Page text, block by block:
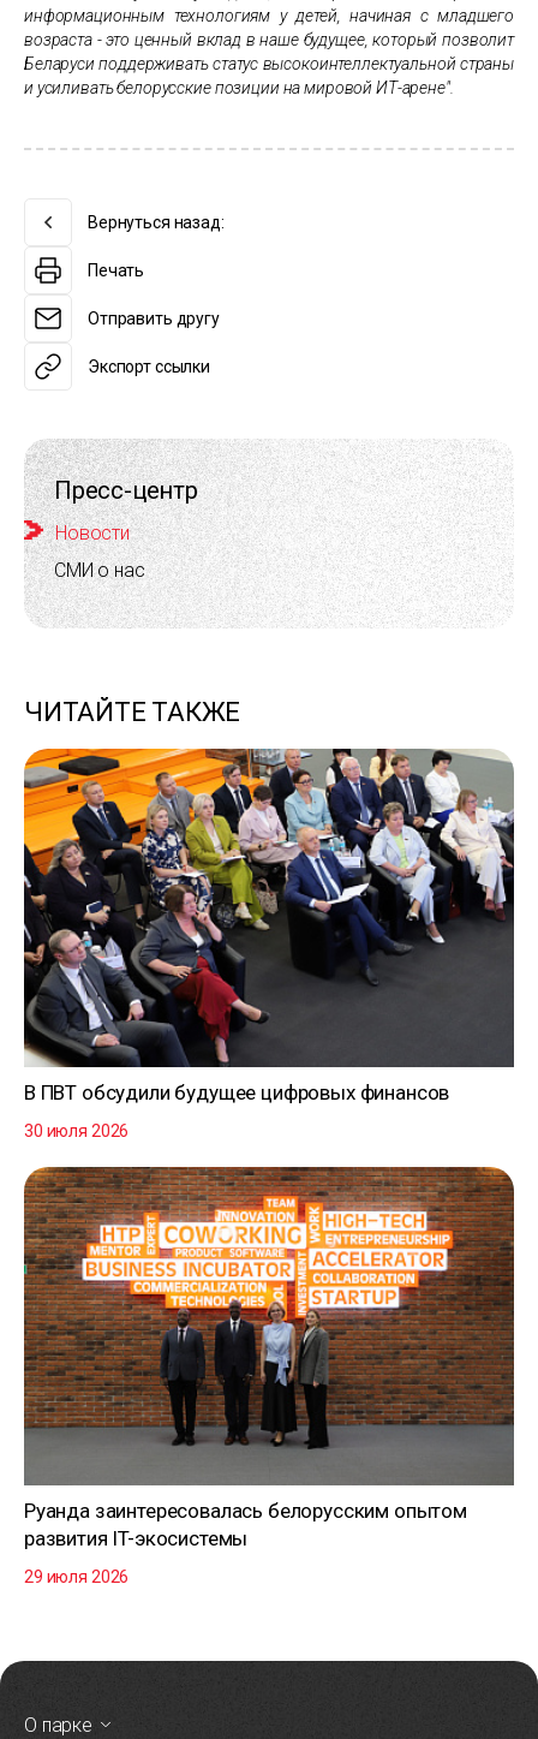
Пресс-центр
Новости
СМИ о нас
ЧИТАЙТЕ ТАКЖЕ
В ПВТ обсудили будущее цифровых финансов
30 июля 2026
Руанда заинтересовалась белорусским опытом
развития IT-экосистемы
29 июля 2026
информационным технологиям у детей, начиная с младшего
возраста - это ценный вклад в наше будущее, который позволит
Беларуси поддерживать статус высокоинтеллектуальной страны
и усиливать белорусские позиции на мировой ИТ-арене".
Вернуться назад:
Печать
Отправить другу
Экспорт ссылки
О парке